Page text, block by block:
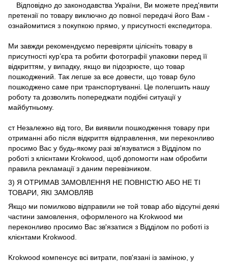
Відповідно до законодавства України, Ви можете пред'явити
претензії по товару виключно до повної передачі його Вам -
ознайомитися з покупкою прямо, у присутності експедитора.
Ми завжди рекомендуємо перевіряти цілісніть товару в
присутності кур’єра та робити фотографії упаковки перед її
відкриттям, у випадку, якщо ви підозрюєте, що товар
пошкоджений. Так легше за все довести, що товар було
пошкоджено саме при транспортуванні. Це полегшить нашу
роботу та дозволить попереджати подібні ситуації у
майбутньому.
ст Незалежно від того, Ви виявили пошкодження товару при
отриманні або після відкриття відправлення, ми переконливо
просимо Вас у будь-якому разі зв'язуватися з Відділом по
роботі з клієнтами Krokwood, щоб допомогти нам обробити
правила рекламації з даним перевізником.
3) Я ОТРИМАВ ЗАМОВЛЕННЯ НЕ ПОВНІСТЮ АБО НЕ ТІ
ТОВАРИ, ЯКІ ЗАМОВЛЯВ
Якщо ми помилково відправили не той товар або відсутні деякі
частини замовлення, оформленого на Krokwood ми
переконливо просимо Вас зв'язатися з Відділом по роботі із
клієнтами Krokwood.
Krokwood компенсує всі витрати, пов'язані із заміною, у